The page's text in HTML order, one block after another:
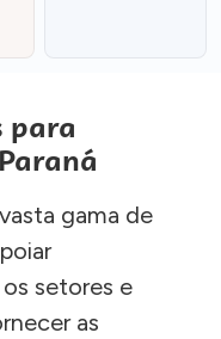
para
gama de
setores e
as